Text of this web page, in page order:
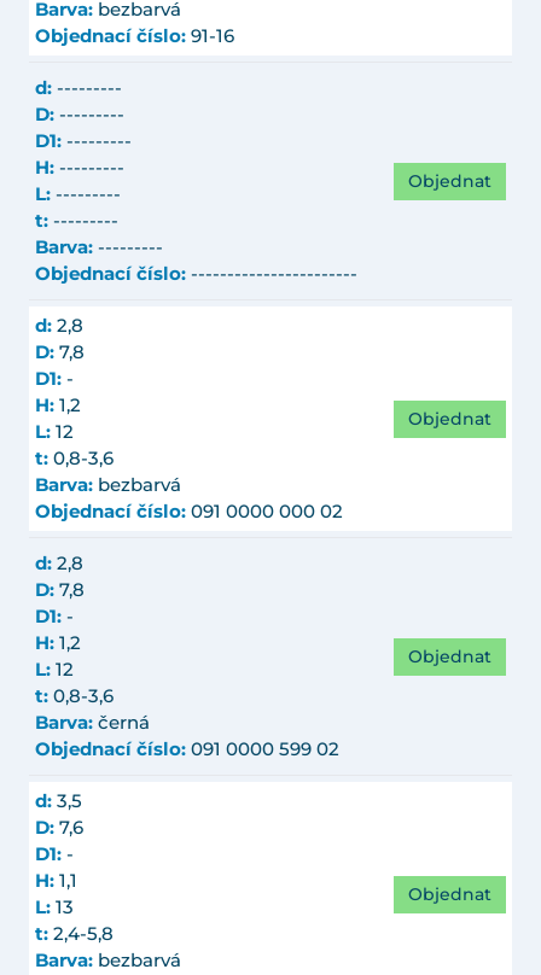
Barva: bezbarvá
Objednací číslo: 91-16
d: ---------
D: ---------
D1: ---------
H: ---------
L: ---------
t: ---------
Barva: ---------
Objednací číslo: -----------------------
Objednat
d: 2,8
D: 7,8
D1: -
H: 1,2
L: 12
t: 0,8-3,6
Barva: bezbarvá
Objednací číslo: 091 0000 000 02
Objednat
d: 2,8
D: 7,8
D1: -
H: 1,2
L: 12
t: 0,8-3,6
Barva: černá
Objednací číslo: 091 0000 599 02
Objednat
d: 3,5
D: 7,6
D1: -
H: 1,1
L: 13
t: 2,4-5,8
Barva: bezbarvá
Objednat